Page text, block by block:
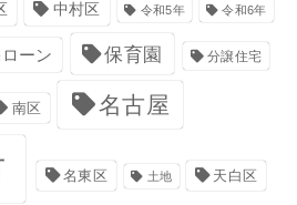
中村区 令和5年 令和6年
ーン 保育園 分譲住宅
南区 名古屋
名東区 土地 天白区